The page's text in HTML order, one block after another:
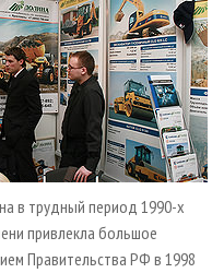
в трудный период 1990-­х
привлекла большое
Правительства РФ в 1998